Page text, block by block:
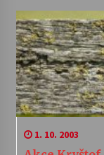
1. 10. 2003